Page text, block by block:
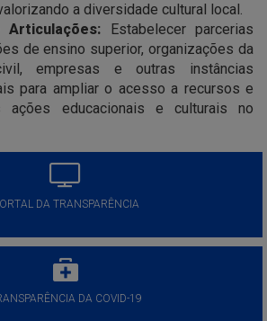
a diversidade cultural local.
Articulações: Estabelecer parcerias
de ensino superior, organizações da
empresas e outras instâncias
para ampliar o acesso a recursos e
ações educacionais e culturais no
DA TRANSPARÊNCIA
DA COVID-19